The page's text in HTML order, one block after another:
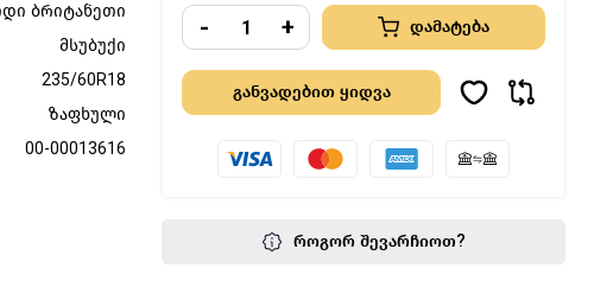
- + დამატება
როგორ შევარჩიოთ?
ბრიტანეთი
მსუბუქი
235/60R18
ზაფხული
00-00013616